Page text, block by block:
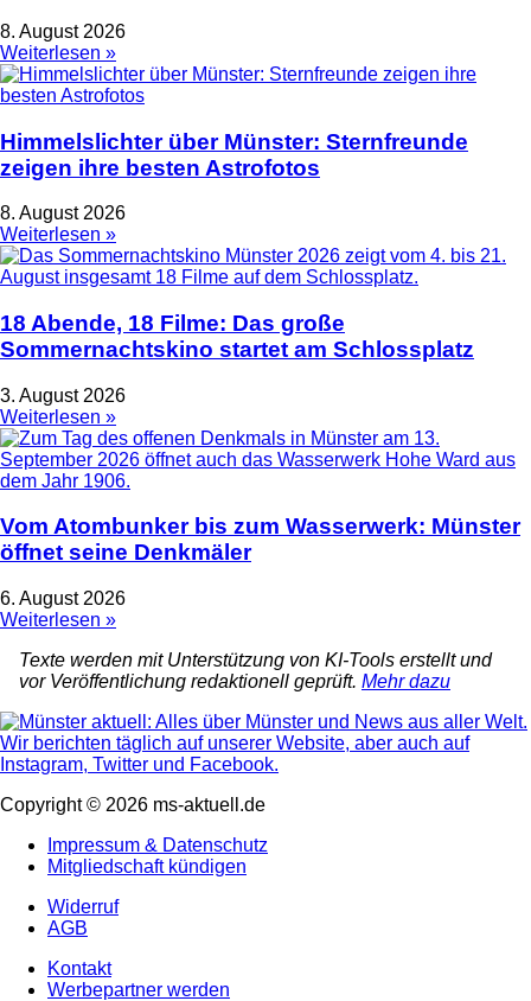
8. August 2026
Weiterlesen »
Himmelslichter über Münster: Sternfreunde
zeigen ihre besten Astrofotos
8. August 2026
Weiterlesen »
18 Abende, 18 Filme: Das große
Sommernachtskino startet am Schlossplatz
3. August 2026
Weiterlesen »
Vom Atombunker bis zum Wasserwerk: Münster
öffnet seine Denkmäler
6. August 2026
Weiterlesen »
Texte werden mit Unterstützung von KI-Tools erstellt und
vor Veröffentlichung redaktionell geprüft. Mehr dazu
Copyright © 2026 ms-aktuell.de
Impressum & Datenschutz
Mitgliedschaft kündigen
Widerruf
AGB
Kontakt
Werbepartner werden